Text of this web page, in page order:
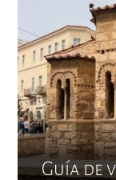
Guía de